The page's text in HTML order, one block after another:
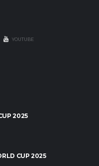
YOUTUBE
2025
CUP 2025